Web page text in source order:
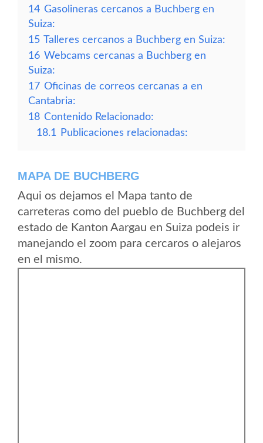
14 Gasolineras cercanos a Buchberg en
Suiza:
15 Talleres cercanos a Buchberg en Suiza:
16 Webcams cercanas a Buchberg en
Suiza:
17 Oficinas de correos cercanas a en
Cantabria:
18 Contenido Relacionado:
18.1
Publicaciones relacionadas:
MAPA DE BUCHBERG
Aqui os dejamos el Mapa tanto de
carreteras como del pueblo de Buchberg del
estado de Kanton Aargau en Suiza podeis ir
manejando el zoom para cercaros o alejaros
en el mismo.